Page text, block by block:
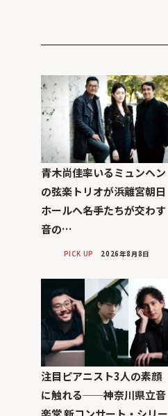
青木尚佳率いるミュンヘン
の弦楽トリオが浜離宮朝日
ホールへ――名手たちが交わす
音の…
PICK UP 2026年8月8日
注目ピアニスト3人の素顔
に触れる──神奈川県立音